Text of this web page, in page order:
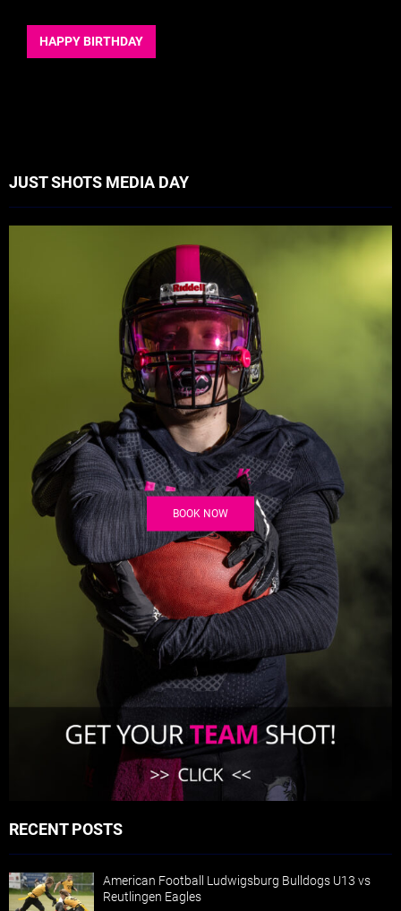
HAPPY BIRTHDAY
JUST SHOTS MEDIA DAY
BOOK NOW
RECENT POSTS
American Football Ludwigsburg Bulldogs U13 vs
Reutlingen Eagles